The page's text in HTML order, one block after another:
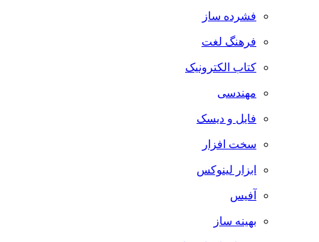
فشرده ساز
فرهنگ لغت
کتاب الکترونیک
مهندسی
فایل و دیسک
سخت افزار
ابزار لینوکس
آفیس
بهینه ساز